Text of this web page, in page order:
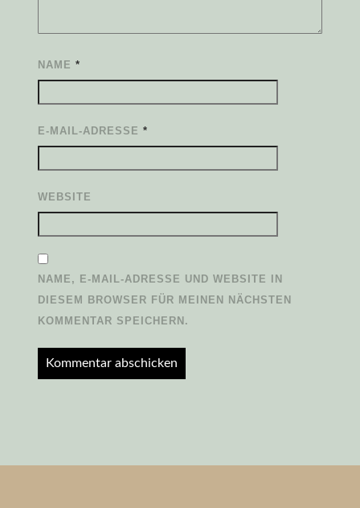
NAME*
E-MAIL-ADRESSE*
WEBSITE
NAME, E-MAIL-ADRESSE UND WEBSITE IN
DIESEM BROWSER FÜR MEINEN NÄCHSTEN
KOMMENTAR SPEICHERN.